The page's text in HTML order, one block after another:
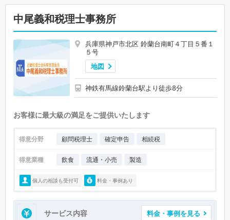
中尾義和税理士事務所
兵庫県神戸市北区 鈴蘭台南町４丁目５番１
５号
地図
神鉄有馬線鈴蘭台駅より徒歩8分
お客様に最大級の満足をご提供いたします
得意分野 顧問税理士 確定申告 相続税
得意業種 飲食 流通・小売 製造
個人の相談も受付可 料金・事例あり
サービス内容 料金・事例を見る